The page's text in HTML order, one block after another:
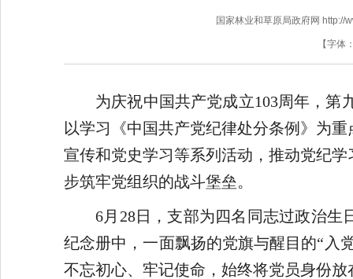
国家林业和草原局政府网 http://
【字体
为庆祝中国共产党成立103周年，第
以学习《中国共产党纪律处分条例》为
宣传和党史学习等系列活动，推动党纪
步筑牢党组织的战斗堡垒。
6月28日，支部为四名同志过政治
纪念册中，一面飘扬的党旗与醒目的“入
不忘初心、牢记使命，始终将党员身份放